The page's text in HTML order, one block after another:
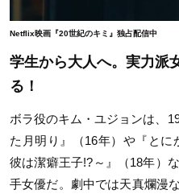
Netflix映画『20世紀のキミ』独占配信中
学生から大人へ。実力派
る！
ボラ役のキム・ユジョンは、
た月明り』（16年）や『とに
彼は潔癖王子!?～』（18年）
手女優だ。劇中では天真爛漫